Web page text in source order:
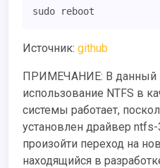
sudo reboot
Источник: github
ПРИМЕЧАНИЕ: В данный момент в Ubuntu
использование NTFS в
системы работает,
установлен драйвер
произойти переход на
находящийся в